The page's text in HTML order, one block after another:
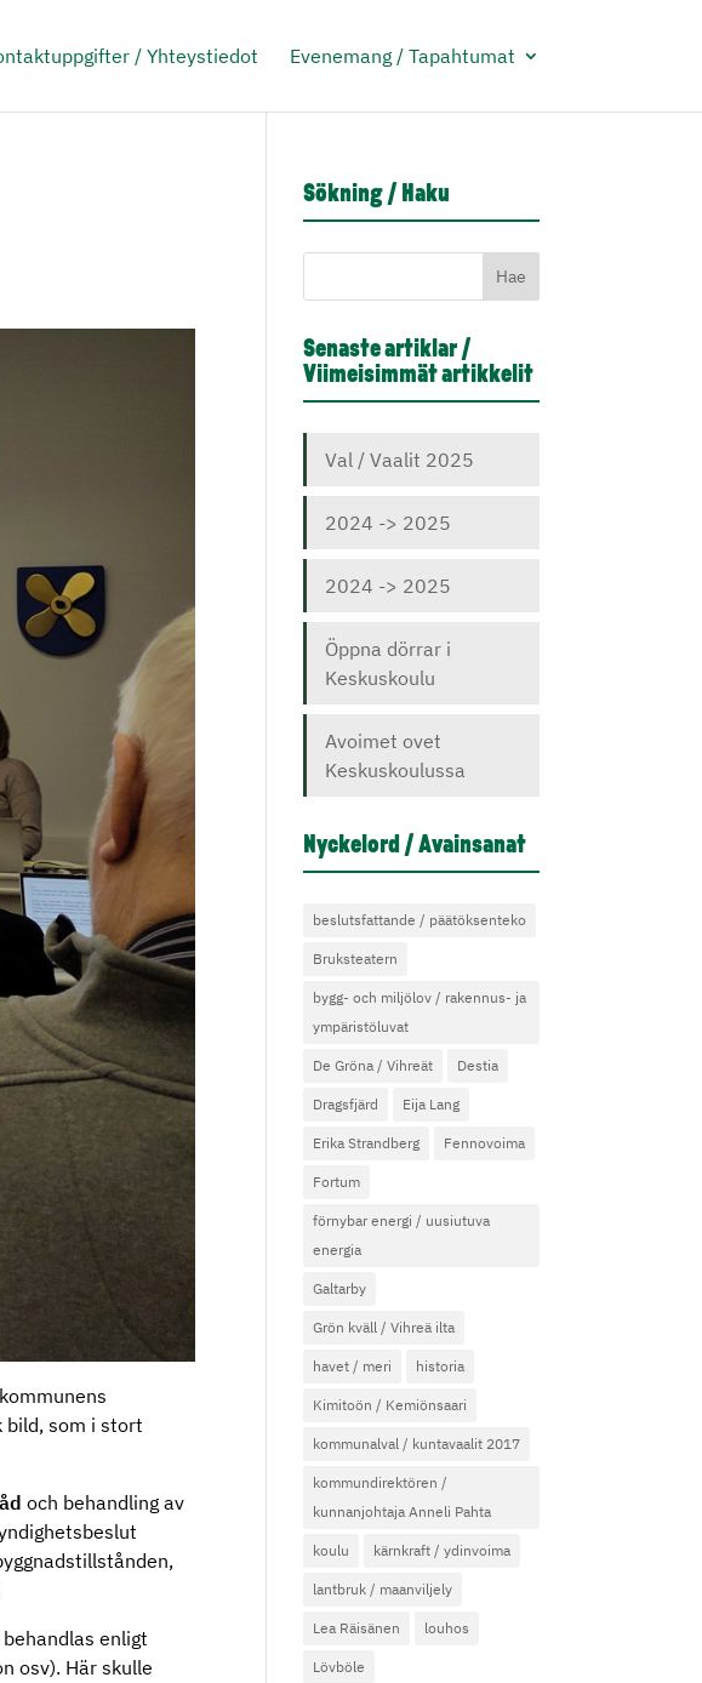
/ Yhteystiedot Evenemang / Tapahtumat
bild, som i stort
och behandling av
enligt
osv). Här skulle
Sökning / Haku
Senaste artiklar /
Viimeisimmät artikkelit
Val / Vaalit 2025
2024 -> 2025
2024 -> 2025
Öppna dörrar i
Keskuskoulu
Avoimet ovet
Keskuskoulussa
Nyckelord / Avainsanat
beslutsfattande / päätöksenteko
Bruksteatern
bygg- och miljölov / rakennus- ja
ympäristöluvat
De Gröna / Vihreät Destia
Dragsfjärd Eija Lang
Erika Strandberg Fennovoima
Fortum
förnybar energi / uusiutuva
energia
Galtarby
Grön kväll / Vihreä ilta
havet / meri historia
Kimitoön / Kemiönsaari
kommunalval / kuntavaalit 2017
kommundirektören /
kunnanjohtaja Anneli Pahta
koulu kärnkraft / ydinvoima
lantbruk / maanviljely
Lea Räisänen louhos
Lövböle